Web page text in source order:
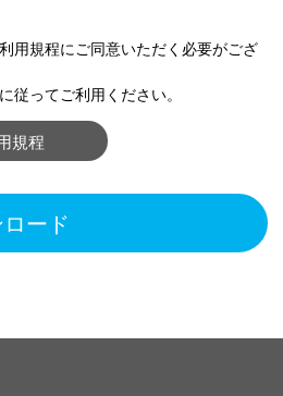
用規程にご同意いただく必要がござ
従ってご利用ください。
規程
ード